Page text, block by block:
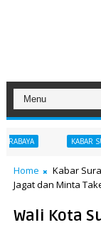
KABAR
Home Kabar
Jagat dan Minta
Wali Kota